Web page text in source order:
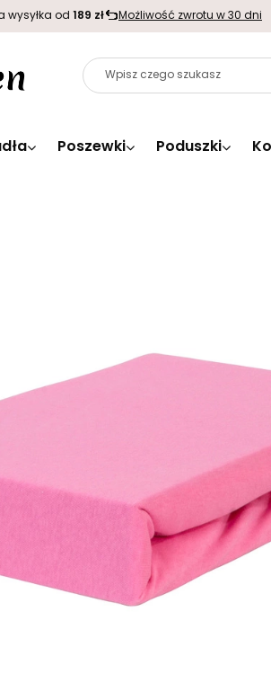
wysyłka od 189 zł Możliwość zwrotu w 30 dni
Poszewki Poduszki